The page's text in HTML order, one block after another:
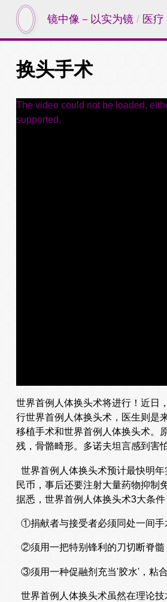
镜中像－以实为镜/ 医疗
换头手术
The video could not be loaded,
supported.
世界首例人体换头术将进行！近日
行世界首例人体换头术，医生则是
移植手术和世界首例人体换头术。
残，骨骼畸形。多诺夫坦言感到害
世界首例人体换头术预计最快明
民币，事后还要注射大量药物抑制
据悉，世界首例人体换头术3大条件
①捐献者与接受者必须同处一间手
②须用一把特别锋利的刀切断脊髓
③须用一种促融剂充当'胶水'，粘合
世界首例人体换头术虽然在理论